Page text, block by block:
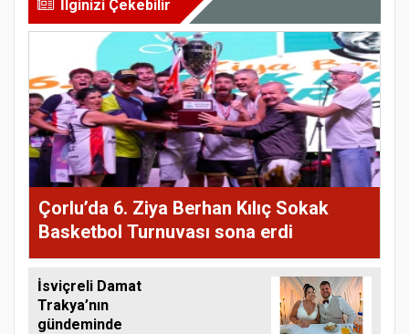
İlginizi Çekebilir
Çorlu’da 6. Ziya Berhan Kılıç Sokak
Basketbol Turnuvası sona erdi
İsviçreli Damat
Trakya’nın
gündeminde